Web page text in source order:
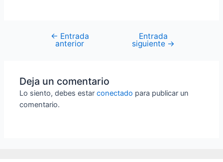
Navegación
← Entrada
anterior
Entrada
siguiente →
Deja un comentario
Lo siento, debes estarconectado para publicar un
comentario.